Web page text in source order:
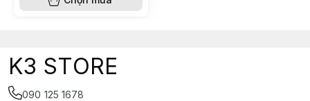
K3 STORE
090 125 1678